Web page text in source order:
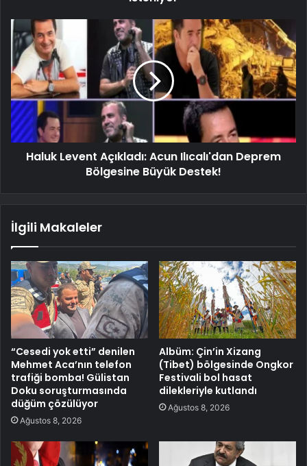
Haluk Levent Açıkladı: Acun Ilıcalı'dan Deprem
Bölgesine Büyük Destek!
İlgili Makaleler
“Cesedi yok etti” denilen
Mehmet Aca’nın telefon
trafiği bomba! Gülistan
Doku soruşturmasında
düğüm çözülüyor
Ağustos 8, 2026
Albüm: Çin’in Xizang
(Tibet) bölgesinde Ongkor
Festivali bol hasat
dilekleriyle kutlandı
Ağustos 8, 2026